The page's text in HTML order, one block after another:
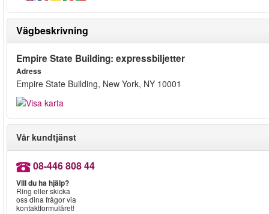
Vägbeskrivning
Empire State Building: expressbiljetter
Adress
Empire State Building, New York, NY 10001
Vår kundtjänst
08-446 808 44
Vill du ha hjälp?
Ring eller skicka
oss dina frågor via
kontaktformuläret!